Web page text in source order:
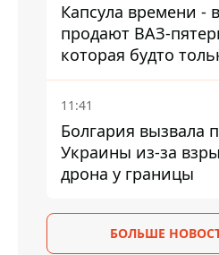
Капсула времени -
продают ВАЗ-
которая будто
сошла с конвейера
11:41
Болгария вызвала
Украины из-за
дрона у границы
БОЛЬШЕ